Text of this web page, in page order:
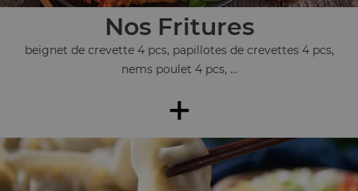
Nos Fritures
beignet de crevette 4 pcs, papillotes de crevettes 4 pcs,
nems poulet 4 pcs, ...
+